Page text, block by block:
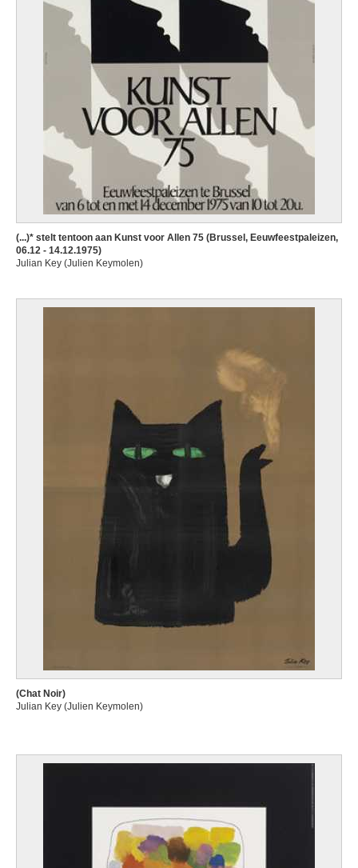
(...)* stelt tentoon aan Kunst voor Allen 75 (Brussel, Eeuwfeestpaleizen,
06.12 - 14.12.1975)
Julian Key (Julien Keymolen)
(Chat Noir)
Julian Key (Julien Keymolen)